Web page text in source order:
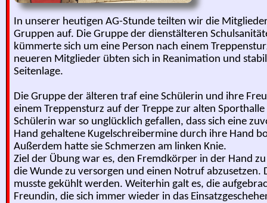
In unserer heutigen AG-Stunde teilten wir die
Gruppen auf. Die Gruppe der dienstälteren
kümmerte sich um eine Person nach einem
neueren Mitglieder übten sich in Reanimation und
Seitenlage.
Die Gruppe der älteren traf eine Schülerin und ihre
einem Treppensturz auf der Treppe zur alten Sporthalle
Schülerin war so unglücklich gefallen, dass sich eine
Hand gehaltene Kugelschreibermine durch ihre Hand
Außerdem hatte sie Schmerzen am linken Knie.
Ziel der Übung war es, den Fremdkörper in der Hand
die Wunde zu versorgen und einen Notruf abzusetzen.
musste gekühlt werden. Weiterhin galt es, die
Freundin, die sich immer wieder in das